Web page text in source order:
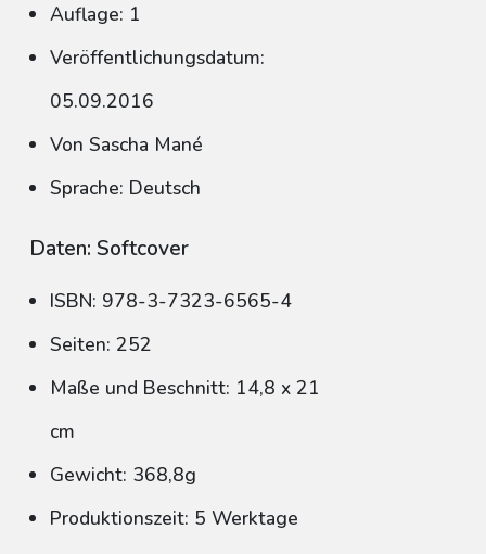
Auflage: 1
Veröffentlichungsdatum:
05.09.2016
Von Sascha Mané
Sprache: Deutsch
Daten: Softcover
ISBN: 978-3-7323-6565-4
Seiten: 252
Maße und Beschnitt: 14,8 x 21
cm
Gewicht: 368,8g
Produktionszeit: 5 Werktage